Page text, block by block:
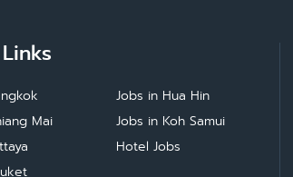
Mai
Jobs in Hua Hin
Jobs in Koh Samui
Hotel Jobs